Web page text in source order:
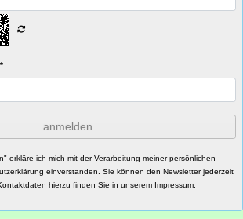
anmelden
erkläre ich mich mit der Verarbeitung meiner persönlichen
einverstanden. Sie können den Newsletter jederzeit
hierzu finden Sie in unserem Impressum.